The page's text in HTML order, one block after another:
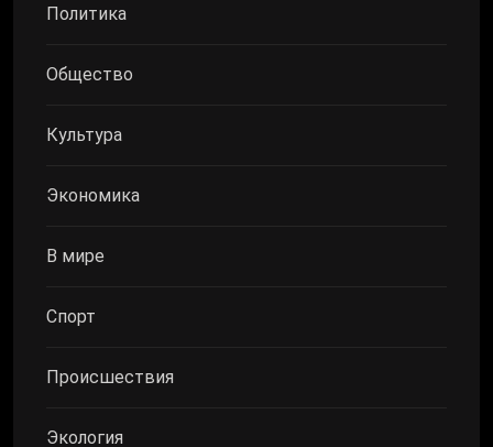
Политика
Общество
Культура
Экономика
В мире
Спорт
Происшествия
Экология